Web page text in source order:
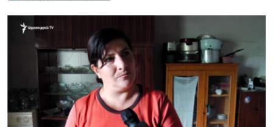
ՏԱՐԱԾԱՇՐՋԱՆ
ՄԻՋԱԶԳԱՅԻՆ
ՄՇԱԿՈՒՅԹ
ՍՊՈՐՏ
ՄԵԿՆԱԲԱՆՈՒԹՅՈՒՆ